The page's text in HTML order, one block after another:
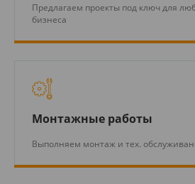
Предлагаем проекты под ключ для
бизнеса
Монтажные работы
Выполняем монтаж и тех.